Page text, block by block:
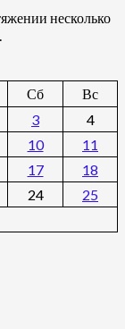
несколько
Сб
Вс
3
4
10
11
17
18
24
25